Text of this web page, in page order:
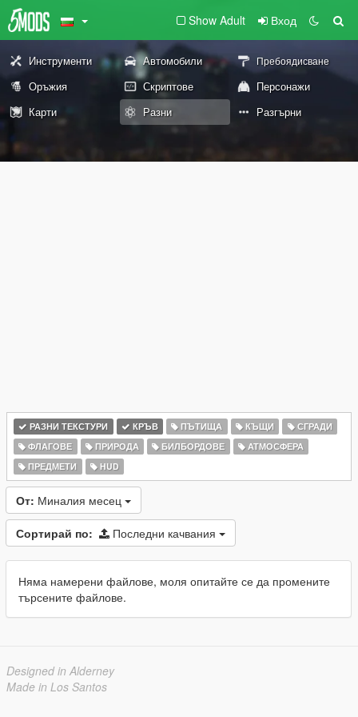
Show Adult Вход
Инструменти Автомобили Пребоядисване
Оръжия Скриптове
Персонажи
Карти
Разни Разгърни
РАЗНИ ТЕКСТУРИ КРЪВ ПЪТИЩА КЪЩИ
СГРАДИ
ФЛАГОВЕ
ПРИРОДА БИЛБОРДОВЕ
АТМОСФЕРА
ПРЕДМЕТИ
HUD
От: Миналия месец
Сортирай по: Последни качвания
Няма намерени файлове, моля опитайте се да промените
търсените файлове.
Designed in Alderney
Made in Los Santos